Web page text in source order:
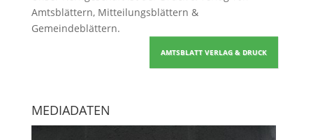
Amtsblättern, Mitteilungsblättern &
Gemeindeblättern.
AMTSBLATT VERLAG & DRUCK
MEDIADATEN